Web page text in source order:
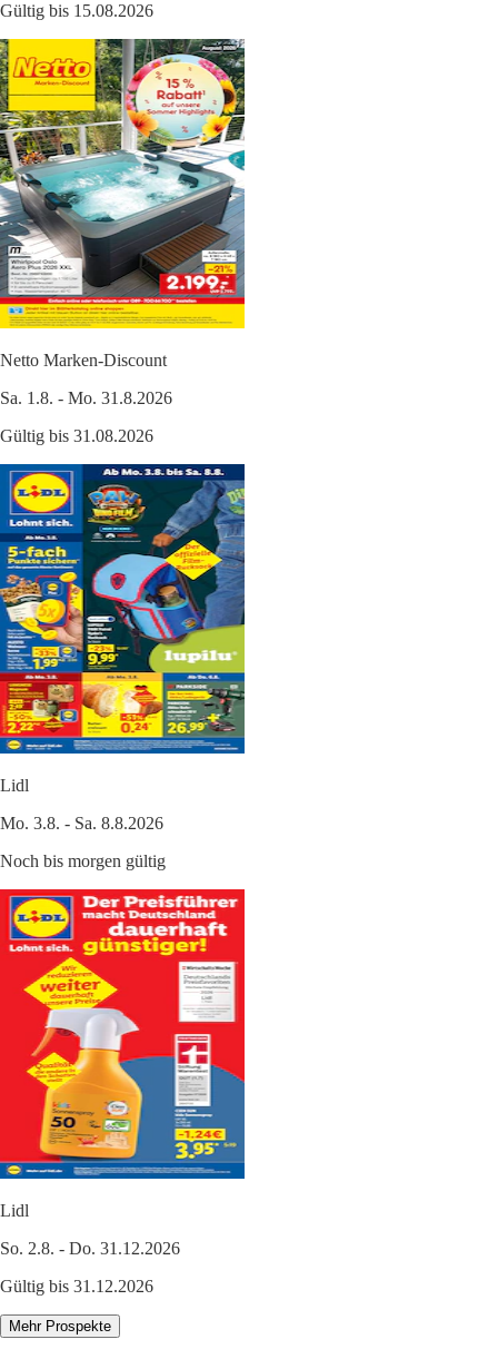
Gültig bis 15.08.2026
Netto Marken-Discount
Sa. 1.8. - Mo. 31.8.2026
Gültig bis 31.08.2026
Lidl
Mo. 3.8. - Sa. 8.8.2026
Noch bis morgen gültig
Lidl
So. 2.8. - Do. 31.12.2026
Gültig bis 31.12.2026
Mehr Prospekte